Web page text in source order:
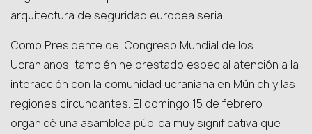
arquitectura de seguridad europea seria.
Como Presidente del Congreso Mundial de los
Ucranianos, también he prestado especial atención a la
interacción con la comunidad ucraniana en Múnich y las
regiones circundantes. El domingo 15 de febrero,
organicé una asamblea pública muy significativa que